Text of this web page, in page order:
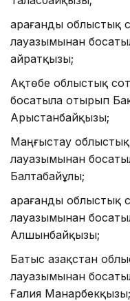
Қарағанды облыстық
лауазымынан
Қайратқызы;
Ақтөбе облыстық
босатыла отырып
Арыстанбайқызы;
Маңғыстау
лауазымынан
Балтабайұлы;
Қарағанды облыстық
лауазымынан
Алшынбайқызы;
Батыс Қазақстан
лауазымынан
Ғалия Манарбекқызы;